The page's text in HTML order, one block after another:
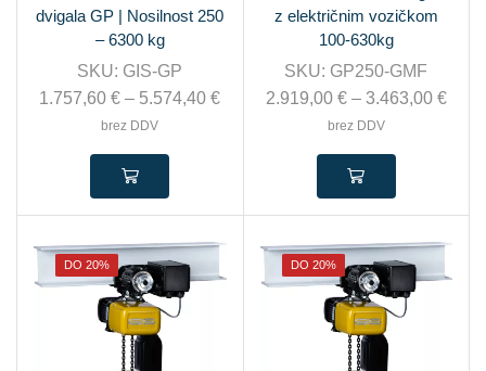
dvigala GP | Nosilnost 250
– 6300 kg
SKU: GIS-GP
1.757,60€ – 5.574,40€
brez DDV
z električnim vozičkom
100-630kg
SKU: GP250-GMF
2.919,00 € – 3.463,00 €
brez DDV
DO 20% DO 20%